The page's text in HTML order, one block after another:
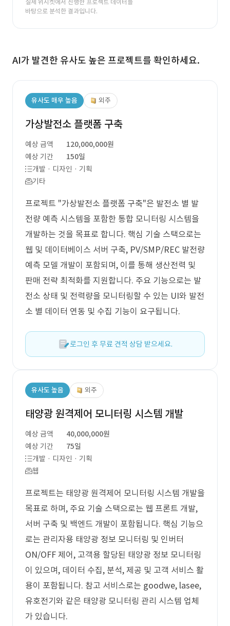
실제 위시켓에서 진행한 프로젝트 데이터를
바탕으로 분석한 결과입니다.
AI가 발견한 유사도 높은 프로젝트를 확인하세요.
유사도 매우 높음 외주
가상발전소 플랫폼 구축
예상 금액
120,000,000원
예상 기간
150일
개발 · 디자인 · 기획
기타
프로젝트 "가상발전소 플랫폼 구축"은 발전소 별 발
전량 예측 시스템을 포함한 통합 모니터링 시스템을
개발하는 것을 목표로 합니다. 핵심 기술 스택으로는
웹 및 데이터베이스 서버 구축, PV/SMP/REC 발전량
예측 모델 개발이 포함되며, 이를 통해 생산전력 및
판매 전략 최적화를 지원합니다. 주요 기능으로는 발
전소 상태 및 전력량을 모니터링할 수 있는 UI와 발전
소 별 데이터 연동 및 수집 기능이 요구됩니다.
로그인 후 무료 견적 상담 받으세요.
유사도 높음 외주
태양광 원격제어 모니터링 시스템 개발
예상 금액
40,000,000원
예상 기간
75일
개발 · 디자인 · 기획
웹
프로젝트는 태양광 원격제어 모니터링 시스템 개발을
목표로 하며, 주요 기술 스택으로는 웹 프론트 개발,
서버 구축 및 백엔드 개발이 포함됩니다. 핵심 기능으
로는 관리자용 태양광 정보 모니터링 및 인버터
ON/OFF 제어, 고객용 할당된 태양광 정보 모니터링
이 있으며, 데이터 수집, 분석, 제공 및 고객 서비스 활
용이 포함됩니다. 참고 서비스로는 goodwe, lasee,
유호전기와 같은 태양광 모니터링 관리 시스템 업체
가 있습니다.